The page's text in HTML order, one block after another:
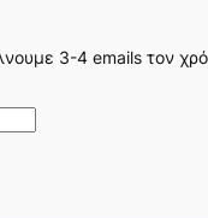
3-4 emails τον